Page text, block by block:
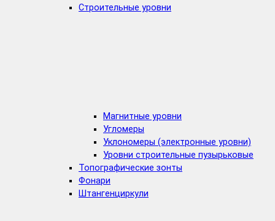
Строительные уровни
Магнитные уровни
Угломеры
Уклономеры (электронные уровни)
Уровни строительные пузырьковые
Топографические зонты
Фонари
Штангенциркули